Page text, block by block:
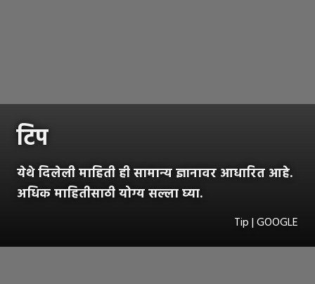
टिप
येथे दिलेली माहिती ही सामान्य ज्ञानावर आधारित आहे.
अधिक माहितीसाठी योग्य सल्ला घ्या.
Tip | GOOGLE